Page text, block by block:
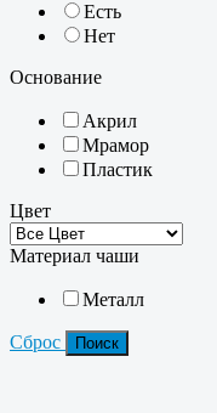
Есть
Нет
Основание
Акрил
Мрамор
Пластик
Цвет
Материал чаши
Металл
Сброс